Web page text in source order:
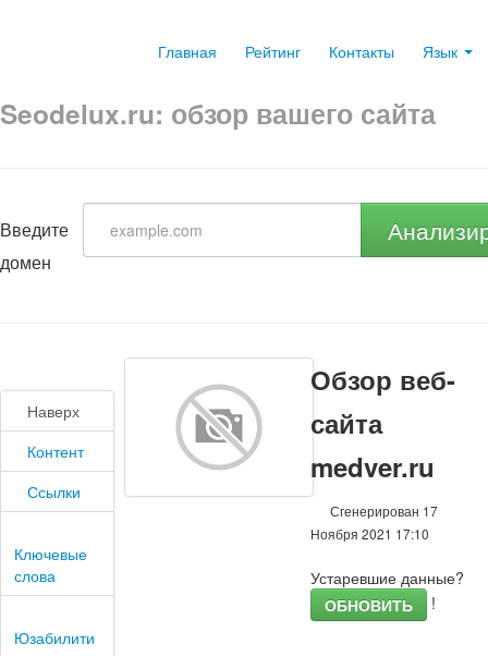
Главная Рейтинг Контакты Язык
Seodelux.ru: обзор вашего сайта
Введите
домен
Наверх
Контент
Ссылки
Ключевые
слова
Юзабилити
Обзор веб-
сайта
medver.ru
Сгенерирован 17
Ноября 2021 17:10
Устаревшие данные?
ОБНОВИТЬ
!